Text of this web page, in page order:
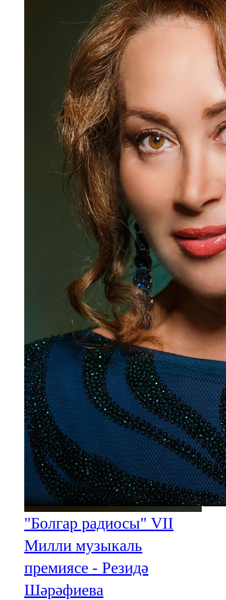
"Болгар радиосы" VII
Милли музыкаль
премиясе - Резидә
Шәрәфиева